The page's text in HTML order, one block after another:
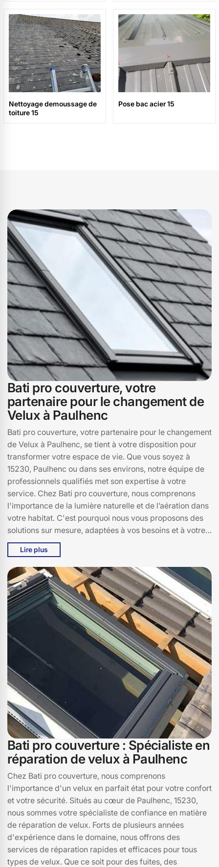
Nettoyage demoussage de
toiture 15
Pose bac acier 15
Bati pro couverture, votre
partenaire pour le changement de
Velux à Paulhenc
Bati pro couverture, votre partenaire pour le changement
de Velux à Paulhenc, se tient à votre disposition pour
transformer votre espace de vie. Que vous soyez à
15230, Paulhenc ou dans ses environs, notre équipe de
professionnels qualifiés met son expertise à votre
service. Chez Bati pro couverture, nous comprenons
l'importance de la lumière naturelle et de l’aération dans
votre habitat. C'est pourquoi nous vous proposons des
solutions sur mesure, adaptées à vos besoins et à votre
budget. Avec des années d'expérience dans le domaine,
nous garantissons des installations de qualité, durables
et esthétiques. Que ce soit pour une rénovation ou une
nouvelle construction, Bati pro couverture vous
accompagne à chaque étape, de la sélection des
modèles de Velux à l'installation finale. Faites confiance
à Bati pro couverture pour un service irréprochable et
une transformation lumineuse de votre intérieur à
Paulhenc. Contactez-nous dès aujourd'hui pour un devis
personnalisé et gratuit.
Lire plus
Bati pro couverture : Spécialiste en
réparation de velux à Paulhenc
Chez Bati pro couverture, nous comprenons
l'importance d'un velux en parfait état pour votre confort
et votre sécurité. Situés au cœur de Paulhenc, 15230,
nous sommes votre spécialiste de confiance en matière
de réparation de velux. Forts de plusieurs années
d'expérience dans le domaine, nous offrons des
services de réparation rapides et efficaces pour tous
types de velux. Que ce soit pour des fuites, des